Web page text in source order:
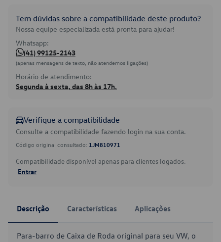
Tem dúvidas sobre a compatibilidade deste produto?
Nossa equipe especializada está pronta para ajudar!
Whatsapp:
(41) 99125-2143
(apenas mensagens de texto, não atendemos ligações)
Horário de atendimento:
Segunda à sexta, das 8h às 17h.
Verifique a compatibilidade
Consulte a compatibilidade fazendo login na sua conta.
Código original consultado: 1JM810971
Compatibilidade disponível apenas para clientes logados.
Entrar
Descrição Características Aplicações
Para-barro de Caixa de Roda original para seu VW, o